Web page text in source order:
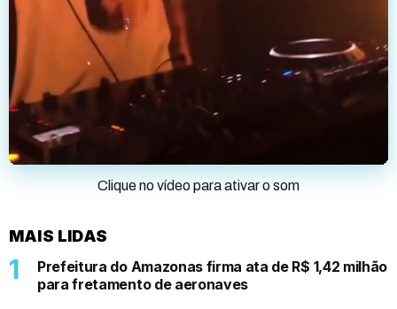
Clique no vídeo para ativar o som
MAIS LIDAS
Prefeitura do Amazonas firma ata de R$ 1,42 milhão
para fretamento de aeronaves